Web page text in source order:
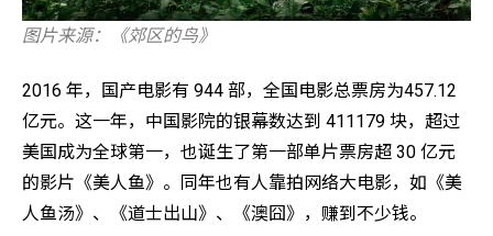
图片来源：《郊区的鸟》
2016 年，国产电影有 944 部，全国电影总票房为457.12
亿元。这一年，中国影院的银幕数达到 411179 块，超过
美国成为全球第一，也诞生了第一部单片票房超 30 亿元
的影片《美人鱼》。同年也有人靠拍网络大电影，如《美
人鱼汤》、《道士出山》、《澳囧》，赚到不少钱。